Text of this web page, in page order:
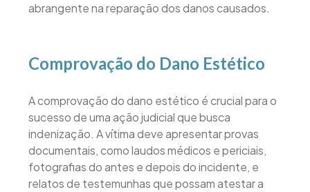
abrangente na reparação dos danos causados.
Comprovação do Dano Estético
A comprovação do dano estético é crucial para o
sucesso de uma ação judicial que busca
indenização. A vítima deve apresentar provas
documentais, como laudos médicos e periciais,
fotografias do antes e depois do incidente, e
relatos de testemunhas que possam atestar a